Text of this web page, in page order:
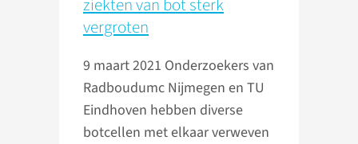
ziekten van bot sterk
vergroten
9 maart 2021 Onderzoekers van
Radboudumc Nijmegen en TU
Eindhoven hebben diverse
botcellen met elkaar verweven